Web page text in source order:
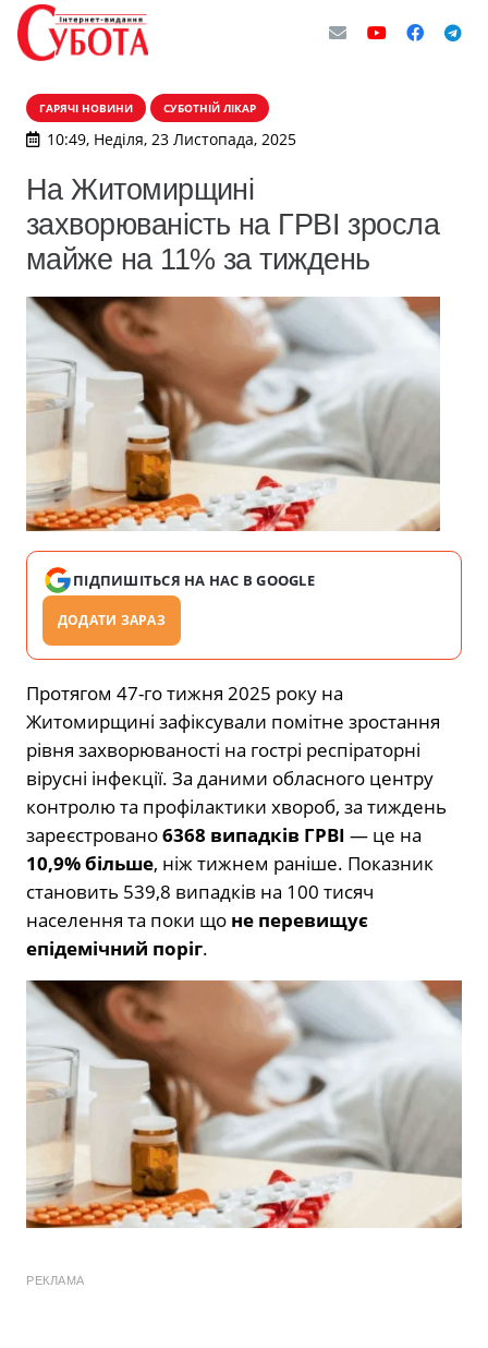
ГАРЯЧІ НОВИНИ СУБОТНІЙ ЛІКАР
10:49, Неділя, 23 Листопада, 2025
На Житомирщині
захворюваність на ГРВІ зросла
майже на 11% за тиждень
ПІДПИШІТЬСЯ НА НАС В GOOGLE
ДОДАТИ ЗАРАЗ
Протягом 47-го тижня 2025 року на
Житомирщині зафіксували помітне зростання
рівня захворюваності на гострі респіраторні
вірусні інфекції. За даними обласного центру
контролю та профілактики хвороб, за тиждень
зареєстровано6368 випадків ГРВІ — це на
10,9% більше, ніж тижнем раніше. Показник
становить 539,8 випадків на 100 тисяч
населення та поки що не перевищує
епідемічний поріг.
РЕКЛАМА